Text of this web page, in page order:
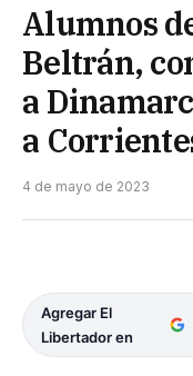
Alumnos
Beltrán,
a
a
4 de mayo de 2023
Agregar El
Libertador en